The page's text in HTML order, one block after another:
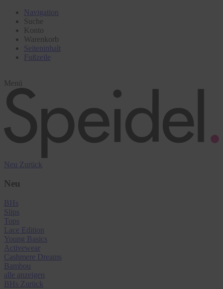
Navigation
Suche
Konto
Warenkorb
Seiteninhalt
Fußzeile
Menü
Neu Zurück
Neu
BHs
Slips
Tops
Lace Edition
Young Basics
Activewear
Cashmere Dreams
Bambou
alle anzeigen
BHs Zurück